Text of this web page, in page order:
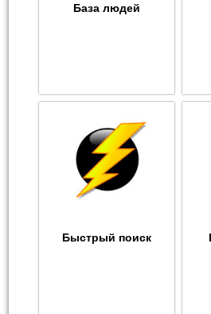
База людей
Быстрый поиск